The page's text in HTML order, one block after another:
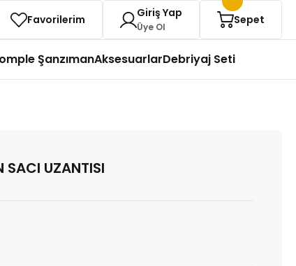
Favorilerim Giriş Yap
Üye Ol
Sepet
ŞanzımanAksesuarlarDebriyaj Seti
SACI UZANTISI